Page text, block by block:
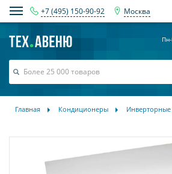
+7 (495) 150-90-92 Москва
Главная Кондиционеры Инверторные